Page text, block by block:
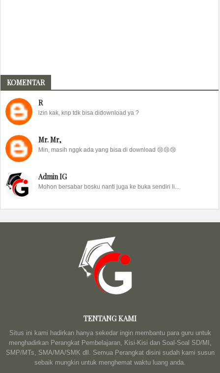
KOMENTAR
R
izin kak, knp tdk bisa didownload ya ?
Mr. Mr,
Min, masih nggk ada yang bisa di download 😢😢😢
Admin IG
Mohon bersabar bosku nanti juga ke buka sendiri li...
TENTANG KAMI
Situs ini kami hadirkan hanya sekedar ingin membantu para guru untuk
menghadirkan Perangkat Pembelajaran, Kisi-Kisi dan Soal-Soal SD/MI,
SMP/MTs, SMA/MA/SMK dll. Semua Perangkat disini sudah kami susun
sebaik mungkin untuk menghemat waktu luang anda.